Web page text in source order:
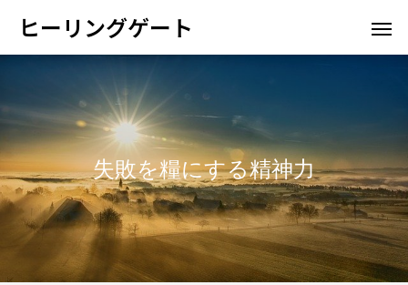
ヒーリングゲート
失敗を糧にする精神力